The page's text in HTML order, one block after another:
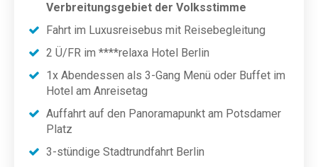
Verbreitungsgebiet der Volksstimme
Fahrt im Luxusreisebus mit Reisebegleitung
2 Ü/FR im ****relaxa Hotel Berlin
1x Abendessen als 3-Gang Menü oder Buffet im
Hotel am Anreisetag
Auffahrt auf den Panoramapunkt am Potsdamer
Platz
3-stündige Stadtrundfahrt Berlin